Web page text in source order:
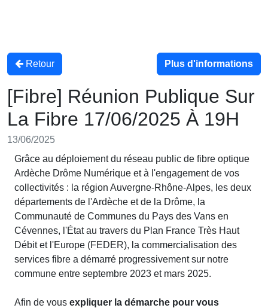
Retour Plus d'informations
[Fibre] Réunion Publique Sur
La Fibre 17/06/2025 À 19H
13/06/2025
Grâce au déploiement du réseau public de fibre optique
Ardèche Drôme Numérique et à l'engagement de vos
collectivités : la région Auvergne-Rhône-Alpes, les deux
départements de l'Ardèche et de la Drôme, la
Communauté de Communes du Pays des Vans en
Cévennes, l'État au travers du Plan France Très Haut
Débit et l'Europe (FEDER), la commercialisation des
services fibre a démarré progressivement sur notre
commune entre septembre 2023 et mars 2025.
Afin de vous expliquer la démarche pour vous